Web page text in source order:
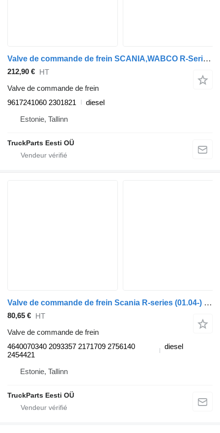
Valve de commande de frein SCANIA,WABCO R-Series (01.16-) 9617241060 pour tracteur routier Scania L,P,G,R,S-series (2016-)
212,90 € HT
Valve de commande de frein
9617241060 2301821
diesel
Estonie, Tallinn
TruckParts Eesti OÜ
Valve de commande de frein Scania R-series (01.04-) 4640070340 pour tracteur routier Scania P,G,R,T-series (2004-2017)
80,65 € HT
Valve de commande de frein
4640070340 2093357 2171709 2756140
2454421
diesel
Estonie, Tallinn
TruckParts Eesti OÜ